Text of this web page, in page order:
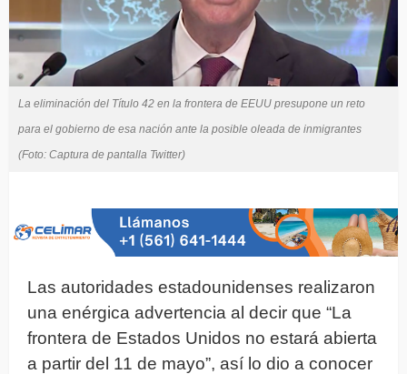
La eliminación del Título 42 en la frontera de EEUU presupone un reto
para el gobierno de esa nación ante la posible oleada de inmigrantes
(Foto: Captura de pantalla Twitter)
Las autoridades estadounidenses realizaron
una enérgica advertencia al decir que “La
frontera de Estados Unidos no estará abierta
a partir del 11 de mayo”, así lo dio a conocer